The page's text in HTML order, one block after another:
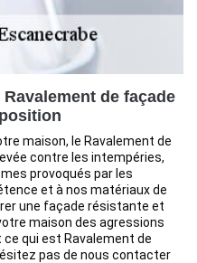
de façade
maison, le Ravalement de
contre les intempéries,
provoqués par les
et à nos matériaux de
une façade résistante et
maison des agressions
qui est Ravalement de
pas de nous contacter